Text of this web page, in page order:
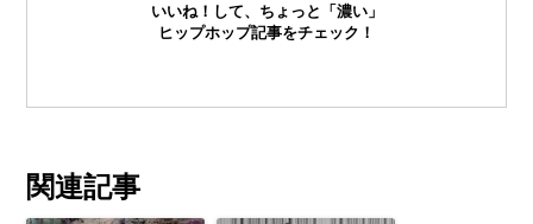
いいね！して、ちょっと「濃い」
ヒップホップ記事をチェック！
関連記事